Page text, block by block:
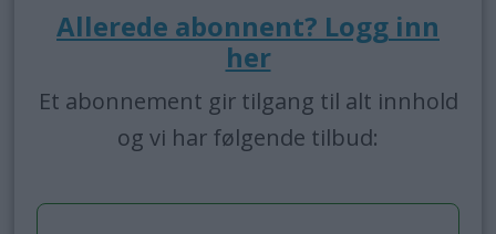
Allerede abonnent? Logg inn
her
Et abonnement gir tilgang til alt innhold
og vi har følgende tilbud: